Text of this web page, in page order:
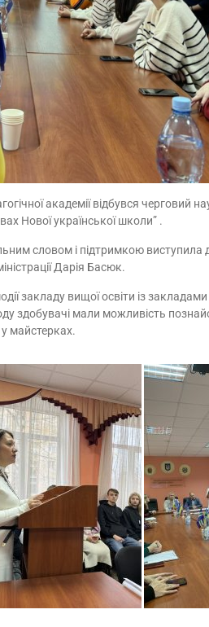
академії відбувся черговий
Нової української школи” .
словом і підтримкою
Дарія Басюк.
закладу вищої освіти із закладами
здобувачі мали можливість
майстерках.